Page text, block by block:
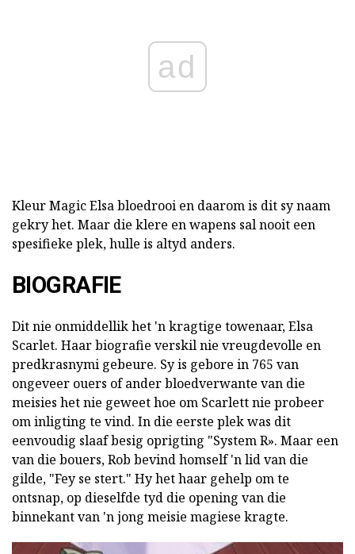
ad
Kleur Magic Elsa bloedrooi en daarom is dit sy naam
gekry het. Maar die klere en wapens sal nooit een
spesifieke plek, hulle is altyd anders.
BIOGRAFIE
Dit nie onmiddellik het 'n kragtige towenaar, Elsa
Scarlet. Haar biografie verskil nie vreugdevolle en
predkrasnymi gebeure. Sy is gebore in 765 van
ongeveer ouers of ander bloedverwante van die
meisies het nie geweet hoe om Scarlett nie probeer
om inligting te vind. In die eerste plek was dit
eenvoudig slaaf besig oprigting "System R». Maar een
van die bouers, Rob bevind homself 'n lid van die
gilde, "Fey se stert." Hy het haar gehelp om te
ontsnap, op dieselfde tyd die opening van die
binnekant van 'n jong meisie magiese kragte.